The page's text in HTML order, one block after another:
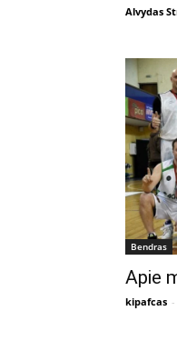
Alvydas
Bendras
Apie
kipafcas -